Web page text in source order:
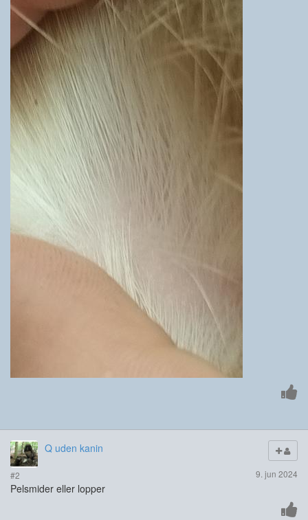
Q uden kanin
#2 9. jun 2024
Pelsmider eller lopper